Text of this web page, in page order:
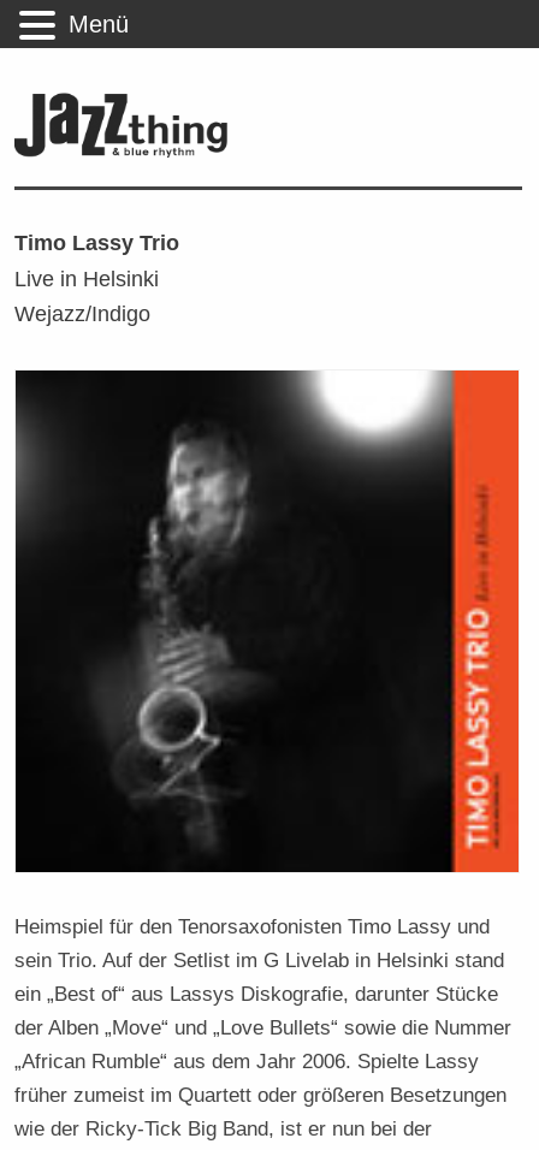
Timo Lassy Trio
Live in Helsinki
Wejazz/Indigo
Heimspiel für den Tenorsaxofonisten Timo Lassy und
sein Trio. Auf der Setlist im G Livelab in Helsinki stand
ein „Best of“ aus Lassys Diskografie, darunter Stücke
der Alben „Move“ und „Love Bullets“ sowie die Nummer
„African Rumble“ aus dem Jahr 2006. Spielte Lassy
früher zumeist im Quartett oder größeren Besetzungen
wie der Ricky-Tick Big Band, ist er nun bei der
Menü